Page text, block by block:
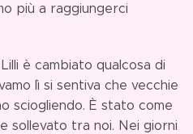
più a raggiungerci
è cambiato qualcosa di
lì si sentiva che vecchie
sciogliendo. È stato come
sollevato tra noi. Nei giorni